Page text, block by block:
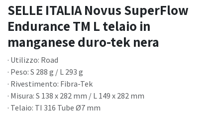
SELLE ITALIA Novus SuperFlow
Endurance TM L telaio in
manganese duro-tek nera
· Utilizzo: Road
· Peso: S 288 g / L 293 g
· Rivestimento: Fibra-Tek
· Misura: S 138 x 282 mm / L 149 x 282 mm
· Telaio: TI 316 Tube Ø7 mm